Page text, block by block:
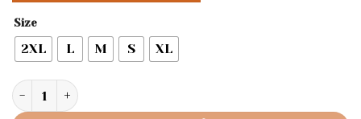
Size
2XL L M S XL
Rập giấy A0 mã 1156 - áo cổ vuông số lượng